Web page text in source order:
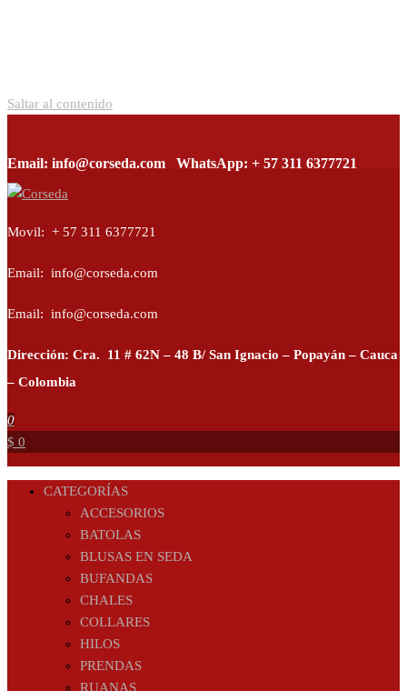
Saltar al contenido
Email: info@corseda.com WhatsApp: + 57 311 6377721
Movil: + 57 311 6377721
Email: info@corseda.com
Email: info@corseda.com
Dirección: Cra. 11 # 62N – 48 B/ San Ignacio – Popayán – Cauca
– Colombia
0
$ 0
CATEGORÍAS
ACCESORIOS
BATOLAS
BLUSAS EN SEDA
BUFANDAS
CHALES
COLLARES
HILOS
PRENDAS
RUANAS